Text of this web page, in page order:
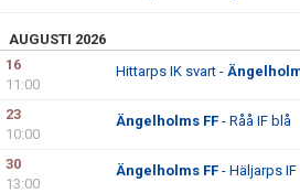
AUGUSTI 2026
16
11:00
Hittarps IK svart -
23
10:00
Ängelholms FF - Råå IF blå
30
13:00
Ängelholms FF - Häljarps IF